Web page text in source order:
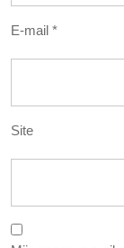
E-mail *
Site